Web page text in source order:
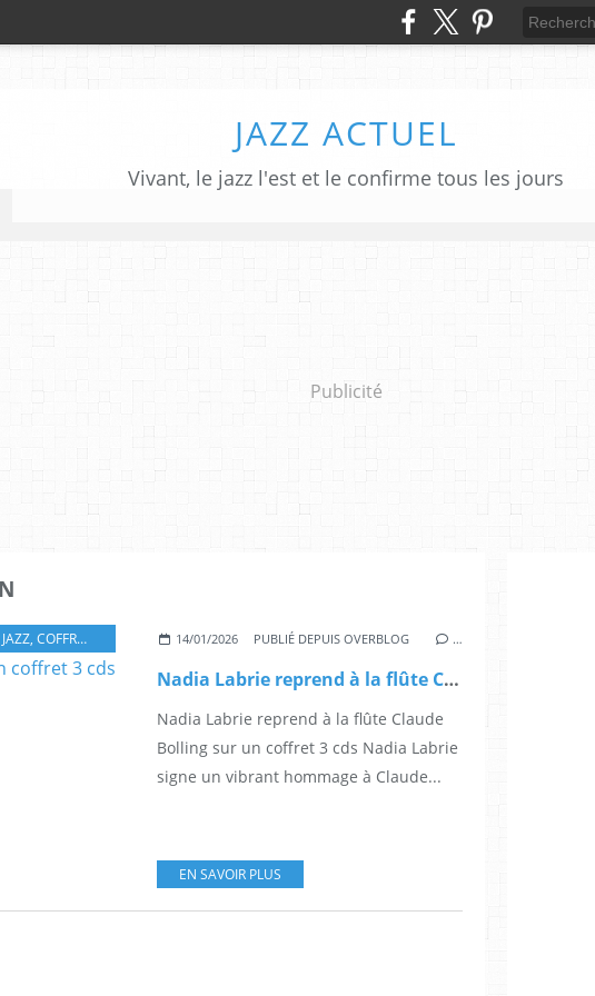
JAZZ ACTUEL
Vivant, le jazz l'est et le confirme tous les jours
Publicité
JAZZ, COFFRET MUSIQUE CLASSIQUE, CLAUDE BOLLING,HOMMAGE À CLAUDE BOLLING
14/01/2026 PUBLIÉ DEPUIS OVERBLOG …
Nadia Labrie reprend à la flûte Claude Bolling sur un coffret 3 cds
Nadia Labrie reprend à la flûte Claude
Bolling sur un coffret 3 cds Nadia Labrie
signe un vibrant hommage à Claude...
EN SAVOIR PLUS